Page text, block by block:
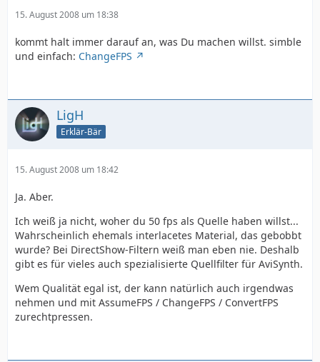
15. August 2008 um 18:38
kommt halt immer darauf an, was Du machen willst. simble
und einfach: ChangeFPS
LigH
Erklär-Bär
15. August 2008 um 18:42
Ja. Aber.
Ich weiß ja nicht, woher du 50 fps als Quelle haben willst...
Wahrscheinlich ehemals interlacetes Material, das gebobbt
wurde? Bei DirectShow-Filtern weiß man eben nie. Deshalb
gibt es für vieles auch spezialisierte Quellfilter für AviSynth.
Wem Qualität egal ist, der kann natürlich auch irgendwas
nehmen und mit AssumeFPS / ChangeFPS / ConvertFPS
zurechtpressen.